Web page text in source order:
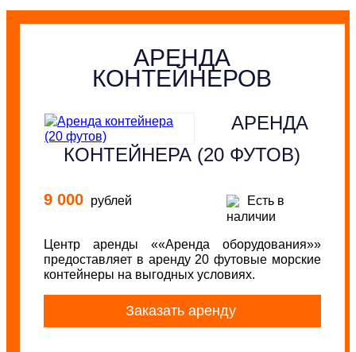
АРЕНДА
КОНТЕЙНЕРОВ
АРЕНДА
КОНТЕЙНЕРА (20 ФУТОВ)
9 000 рублей
Есть в
наличии
Центр аренды ««Аренда оборудования»»
предоставляет в аренду 20 футовые морские
контейнеры на выгодных условиях.
Заказать аренду